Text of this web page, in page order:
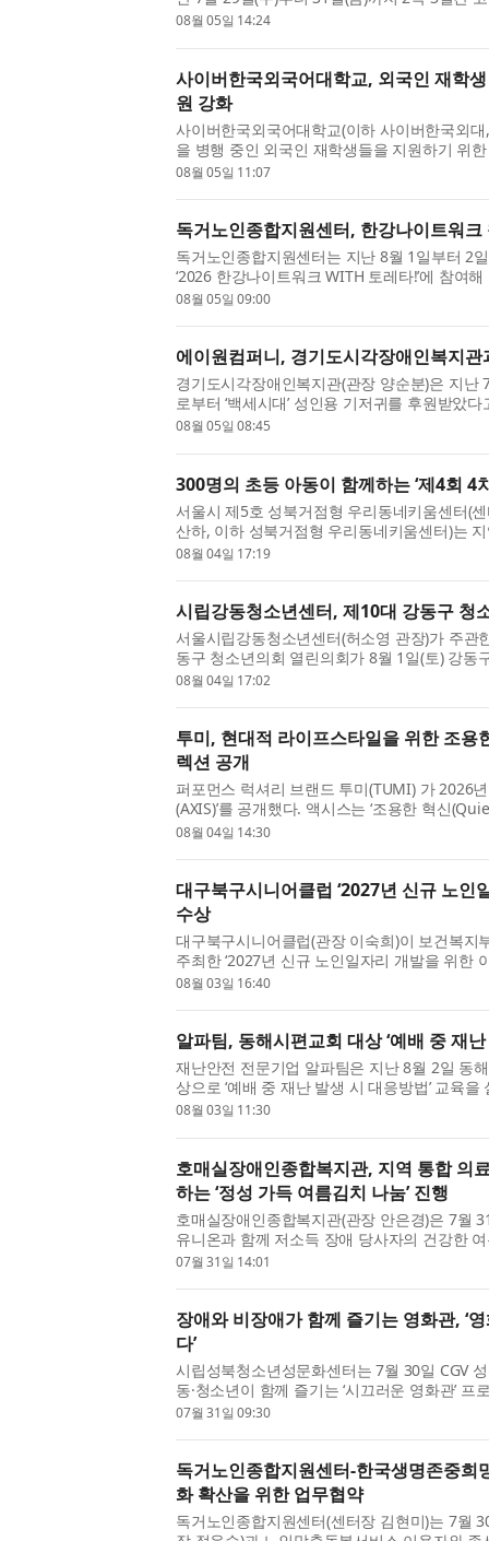
애청소년 66명을 비롯해 멘토, 음악 지도교수
08월 05일 14:24
사이버한국외국어대학교, 외국인 재학
원 강화
사이버한국외국어대학교(이하 사이버한국외
을 병행 중인 외국인 재학생들을 지원하기 위
버한국외대 글로벌교육원은 지난달 25일(토)
08월 05일 11:07
독거노인종합지원센터, 한강나이트워
독거노인종합지원센터는 지난 8월 1일부터 2
‘2026 한강나이트워크 WITH 토레타!’​에 참여
하는 시간을 가졌다. 이번 행사는 건강한 걷기
08월 05일 09:00
에이원컴퍼니, 경기도시각장애인복지관
경기도시각장애인복지관(관장 양순분)은 지난
로부터 ‘백세시대’ 성인용 기저귀를 후원받았
와 경기도시각장애인복지관이 함께하는 첫 나
08월 05일 08:45
300명의 초등 아동이 함께하는 ‘제4회 4
서울시 제5호 성북거점형 우리동네키움센터(
산하, 이하 성북거점형 우리동네키움센터)는
께하는 ‘제4회 4차산업 페스티벌’을 개최했다.
08월 04일 17:19
시립강동청소년센터, 제10대 강동구 청
서울시립강동청소년센터(허소영 관장)가 주관
동구 청소년의회 열린의회가 8월 1일(토) 강동
강동구 청소년의회는 2016년을 시작으로 강동
08월 04일 17:02
투미, 현대적 라이프스타일을 위한 조용
렉션 공개
퍼포먼스 럭셔리 브랜드 투미(TUMI) 가 2026
(AXIS)’를 공개했다. 액시스는 ‘조용한 혁신
래 정교한 디자인과 미니멀한 실루엣, 부드럽
08월 04일 14:30
대구북구시니어클럽 ‘2027년 신규 노인
수상
대구북구시니어클럽(관장 이숙희)이 보건복지
주최한 ‘2027년 신규 노인일자리 개발을 위한
했다. 대구북구시니어클럽은 지역 특화 노인일
08월 03일 16:40
알파팀, 동해시편교회 대상 ‘예배 중 재
재난안전 전문기업 알파팀은 지난 8월 2일 동
상으로 ‘예배 중 재난 발생 시 대응방법’ 교육
한 공간에 모이는 예배 상황에서 갑작스러운
08월 03일 11:30
호매실장애인종합복지관, 지역 통합 의
하는 ‘정성 가득 여름김치 나눔’ 진행
호매실장애인종합복지관(관장 안은경)은 7월
유니온과 함께 저소득 장애 당사자의 건강한
여름김치 나눔’ 전달식을 진행했다고 밝혔다.
07월 31일 14:01
장애와 비장애가 함께 즐기는 영화관, ‘
다’
시립성북청소년성문화센터는 7월 30일 CGV
동·청소년이 함께 즐기는 ‘시끄러운 영화관’
장애·비장애가 함께 영화를 관람하고 소통하는
07월 31일 09:30
독거노인종합지원센터-한국생명존중희
화 확산을 위한 업무협약
독거노인종합지원센터(센터장 김현미)는 7월